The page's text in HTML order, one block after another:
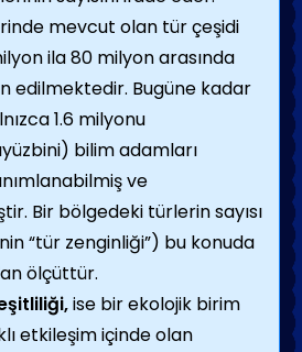
mevcut olan tür çeşidi
ila 80 milyon arasında
edilmektedir. Bugüne kadar
1.6 milyonu
bilim adamları
ve
Bir bölgedeki türlerin sayısı
“tür zenginliği”) bu konuda
ölçüttür.
ise bir ekolojik birim
etkileşim içinde olan